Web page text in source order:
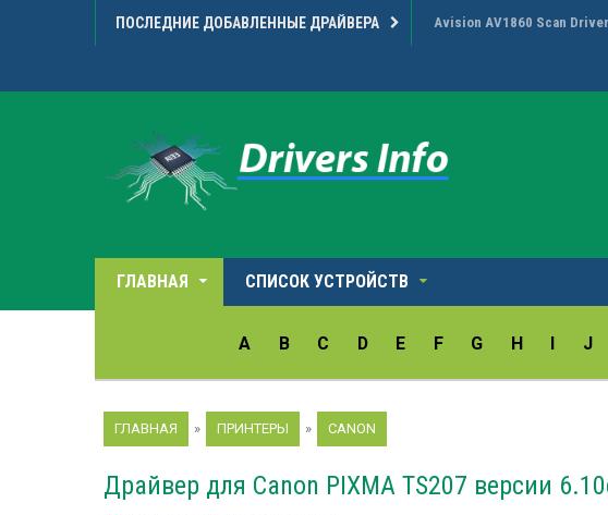
ПОСЛЕДНИЕ ДОБАВЛЕННЫЕ ДРАЙВЕРА Realtek High Definition
ГЛАВНАЯ СПИСОК УСТРОЙСТВ
A B C D E F G H J
ГЛАВНАЯ » ПРИНТЕРЫ » CANON
Драйвер для Canon PIXMA TS207 версии